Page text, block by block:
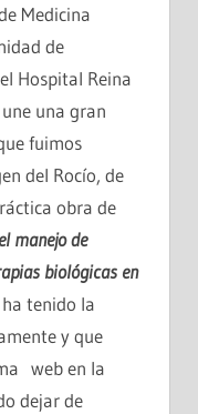
Medicina
de
Hospital Reina
una gran
fuimos
del Rocío, de
obra de
manejo de
biológicas en
tenido la
y que
web en la
dejar de